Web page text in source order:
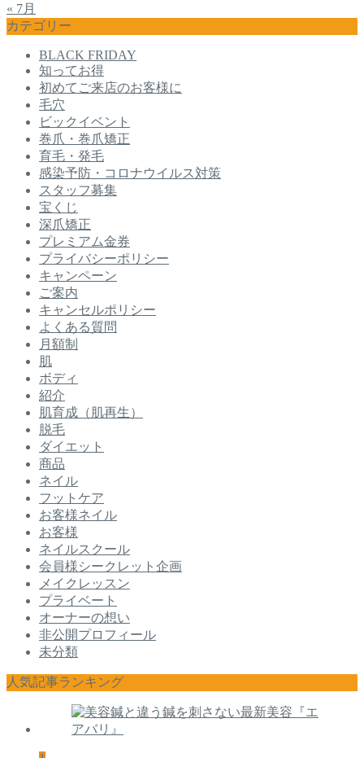
« 7月
カテゴリー
BLACK FRIDAY
知ってお得
初めてご来店のお客様に
毛穴
ビックイベント
巻爪・巻爪矯正
育毛・発毛
感染予防・コロナウイルス対策
スタッフ募集
宝くじ
深爪矯正
プレミアム金券
プライバシーポリシー
キャンペーン
ご案内
キャンセルポリシー
よくある質問
月額制
肌
ボディ
紹介
肌育成（肌再生）
脱毛
ダイエット
商品
ネイル
フットケア
お客様ネイル
お客様
ネイルスクール
会員様シークレット企画
メイクレッスン
プライベート
オーナーの想い
非公開プロフィール
未分類
人気記事ランキング